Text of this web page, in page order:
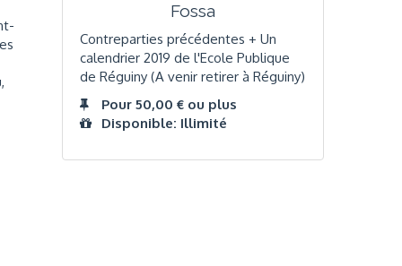
Fossa
Contreparties précédentes + Un
calendrier 2019 de l'Ecole Publique
de Réguiny (A venir retirer à Réguiny)
Pour 50,00 € ou plus
Disponible: Illimité